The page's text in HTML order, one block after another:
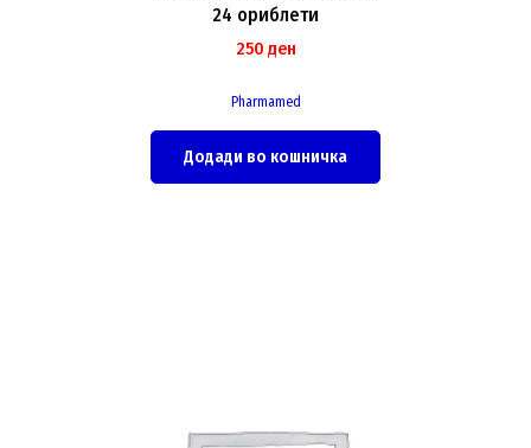
24 ориблети
250 ден
Pharmamed
Додади во кошничка